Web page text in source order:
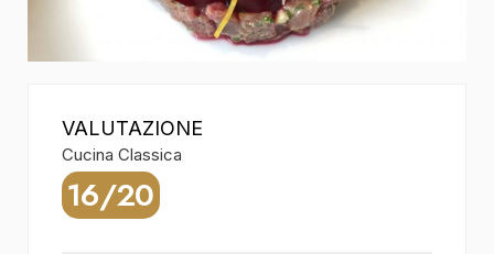
VALUTAZIONE
Cucina Classica
16/20